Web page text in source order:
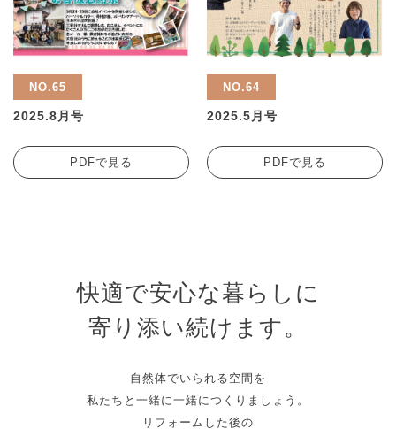
NO.65
2025.8月号
PDFで見る
NO.64
2025.5月号
PDFで見る
快適で安心な暮らしに
寄り添い続けます。
自然体でいられる空間を
私たちと一緒に一緒につくりましょう。
リフォームした後の